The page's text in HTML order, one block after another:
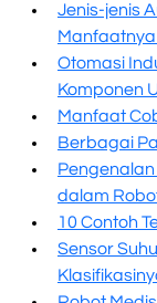
Jenis-jenis
Otomasi
Komponen
Manfaat
Berbagai
dalam
10 Contoh
Sensor